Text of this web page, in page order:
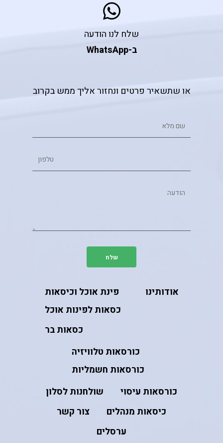
שלח לנו הודעה
ב-WhatsApp
או שתשאיר פרטים ונחזור אליך ממש בקרוב
אודותינו
פינת אוכל וכיסאות
כסאות לפינות אוכל
כסאות בר
כורסאות טלוויזיה
כורסאות חשמליות
כורסאות עיסוי
שולחנות לסלון
כיסאות מנהלים
צור קשר
ערסלים